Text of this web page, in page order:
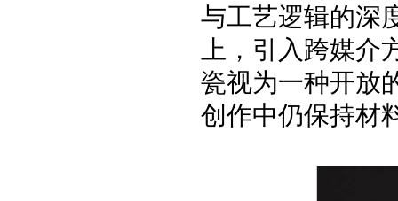
与工艺逻辑的深
上，引入跨媒
瓷视为一种开放
创作中仍保持材